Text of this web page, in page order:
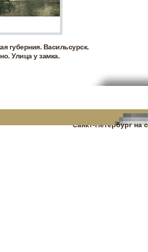
губерния. Васильсурск.
Улица у замка.
Санкт-Петербург на